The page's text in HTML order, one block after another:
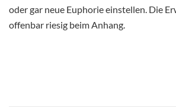
oder gar neue Euphorie einstellen. Die
offenbar riesig beim Anhang.